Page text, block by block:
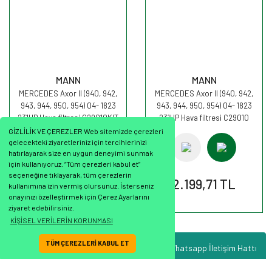
GİZLİLİK VE ÇEREZLER Web sitemizde çerezleri
gelecekteki ziyaretleriniz için tercihlerinizi
hatırlayarak size en uygun deneyimi sunmak
için kullanıyoruz. “Tüm çerezleri kabul et”
seçeneğine tıklayarak, tüm çerezlerin
kullanımına izin vermiş olursunuz. İsterseniz
onayınızı özelleştirmek için Çerez Ayarlarını
ziyaret edebilirsiniz.
KİŞİSEL VERİLERİN KORUNMASI
TÜM ÇEREZLERİ KABUL ET Whatsapp İletişim Hattı
MANN
MERCEDES Axor II (940, 942,
943, 944, 950, 954) 04- 1823
231HP Hava filtresi C29010KIT
MANN
2.625,67 TL
MANN
MERCEDES Axor II (940, 942,
943, 944, 950, 954) 04- 1823
231HP Hava filtresi C29010
2.199,71 TL